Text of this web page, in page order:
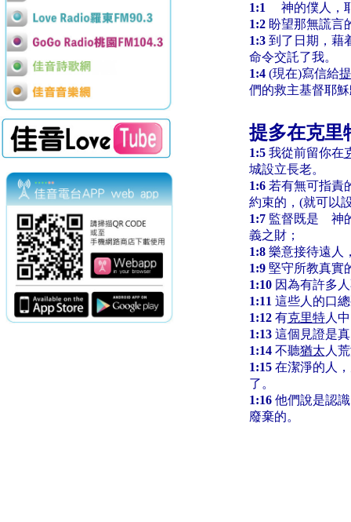
1:1
神的僕人，
1:2 盼望那無謊
1:3 到了日期，藉
命令交託了我。
1:4 (現在)寫信給
們的救主基督耶
提多在克里
1:5 我從前留你在
城設立長老。
1:6 若有無可指責
約束的，(就可以
1:7 監督既是 神
義之財；
1:8 樂意接待遠人
1:9 堅守所教真實
1:10 因為有許多
1:11 這些人的口
1:12 有克里特人
1:13 這個見證是
1:14 不聽猶太 人
1:15 在潔淨的人
了。
1:16 他們說是認
廢棄的。